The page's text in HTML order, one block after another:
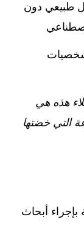
طبيعي دون
هذه هي
التي خضتها
بإجراء أبحاث